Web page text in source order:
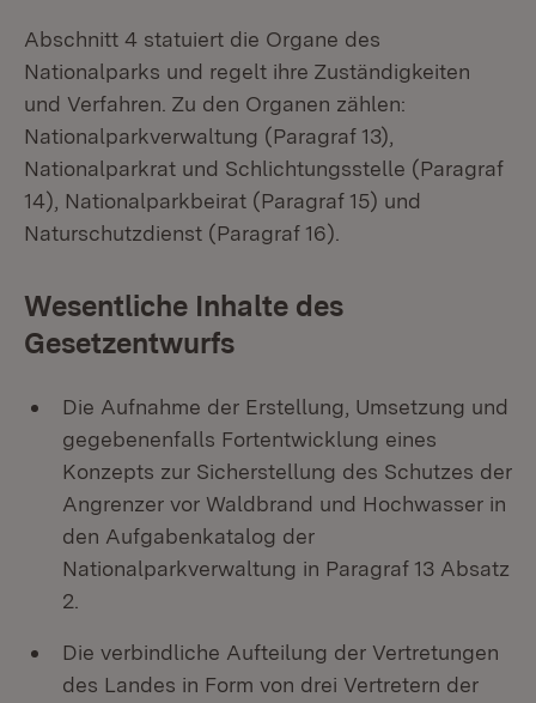
Abschnitt 4 statuiert die Organe des
Nationalparks und regelt ihre Zuständigkeiten
und Verfahren. Zu den Organen zählen:
Nationalparkverwaltung (Paragraf 13),
Nationalparkrat und Schlichtungsstelle (Paragraf
14), Nationalparkbeirat (Paragraf 15) und
Naturschutzdienst (Paragraf 16).
Wesentliche Inhalte des
Gesetzentwurfs
Die Aufnahme der Erstellung, Umsetzung und
gegebenenfalls Fortentwicklung eines
Konzepts zur Sicherstellung des Schutzes der
Angrenzer vor Waldbrand und Hochwasser in
den Aufgabenkatalog der
Nationalparkverwaltung in Paragraf 13 Absatz
2.
Die verbindliche Aufteilung der Vertretungen
des Landes in Form von drei Vertretern der